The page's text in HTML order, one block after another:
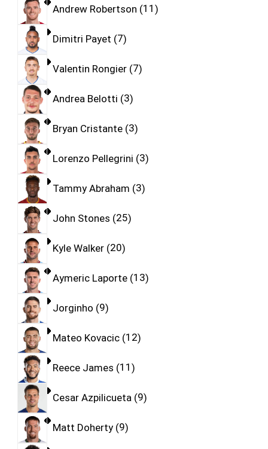
Andrew Robertson 11
Dimitri Payet 7
Valentin Rongier 7
Andrea Belotti 3
Bryan Cristante 3
Lorenzo Pellegrini 3
Tammy Abraham 3
John Stones 25
Kyle Walker 20
Aymeric Laporte 13
Jorginho 9
Mateo Kovacic 12
Reece James 11
Cesar Azpilicueta 9
Matt Doherty 9